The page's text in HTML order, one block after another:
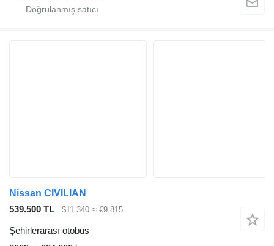
Nissan CIVILIAN
539.500 TL
$11.340 ≈ €9.815
Şehirlerarası otobüs